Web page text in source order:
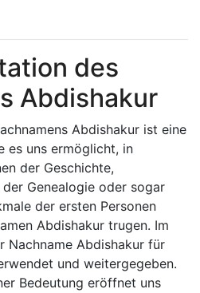
des
Abdishakur
Abdishakur ist eine
es uns ermöglicht, in
der Geschichte,
Genealogie oder sogar
der ersten Personen
Abdishakur trugen. Im
Nachname Abdishakur für
und weitergegeben.
Bedeutung eröffnet uns